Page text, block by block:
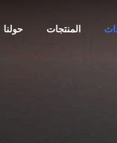
حولنا المنتجات